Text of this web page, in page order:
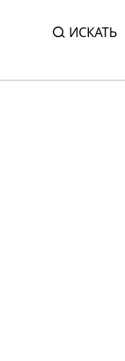
ИСКАТЬ